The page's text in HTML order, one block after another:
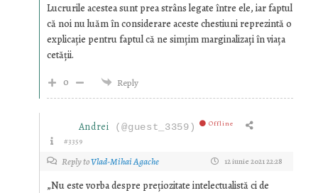
Lucrurile acestea sunt prea strâns legate între ele, iar faptul
că noi nu luăm în considerare aceste chestiuni reprezintă o
explicaţie pentru faptul că ne simţim marginalizaţi în viaţa
cetăţii.
0
Reply
Andrei (@guest_3359) Offline
#3359
Reply toVlad-Mihai Agache 12 iunie 2021 22:28
„Nu este vorba despre preţiozitate intelectualistă ci de